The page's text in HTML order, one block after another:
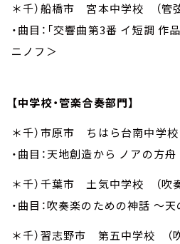
＊千）船橋市 宮本中学校 （管弦
・曲目：「交響曲第3番 イ短調 作
ニノフ＞
【中学校・管楽合奏部門】
＊千）市原市 ちはら台南中学校
・曲目：天地創造から ノアの方
＊千）千葉市 土気中学校 （吹奏
・曲目：吹奏楽のための神話 ～
＊千）習志野市 第五中学校 （